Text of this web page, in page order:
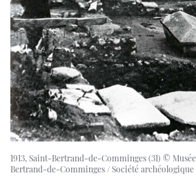
1913, Saint-Bertrand-de-Comminges (31) ©
Bertrand-de-Comminges / Société